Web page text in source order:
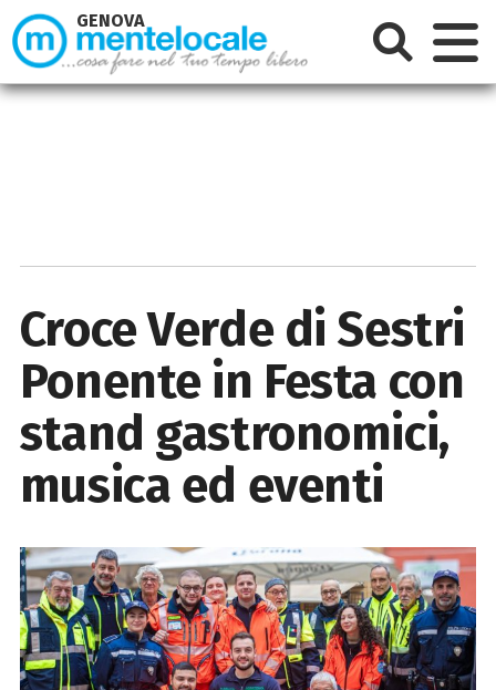
Croce Verde di Sestri
Ponente in Festa con
stand gastronomici,
musica ed eventi
GENOVA